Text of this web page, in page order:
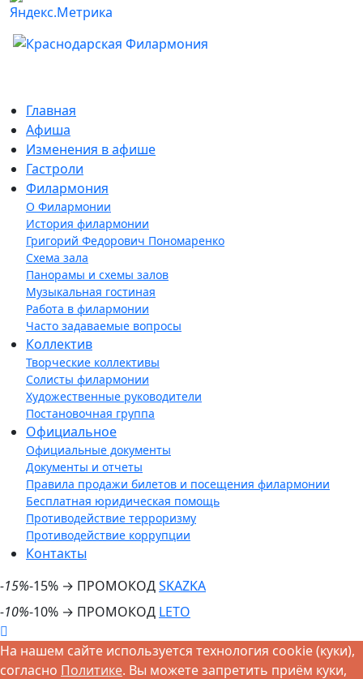
Главная
Афиша
Изменения в афише
Гастроли
Филармония
О Филармонии
История филармонии
Григорий Федорович Пономаренко
Схема зала
Панорамы и схемы залов
Музыкальная гостиная
Работа в филармонии
Часто задаваемые вопросы
Коллектив
Творческие коллективы
Солисты филармонии
Художественные руководители
Постановочная группа
Официальное
Официальные документы
Документы и отчеты
Правила продажи билетов и посещения филармонии
Бесплатная юридическая помощь
Противодействие терроризму
Противодействие коррупции
Контакты
-15%-15% → ПРОМОКОДSKAZKA
-10%-10% → ПРОМОКОД LETO
На нашем сайте используется технология cookie (куки),
согласно Политике. Вы можете запретить приём куки,